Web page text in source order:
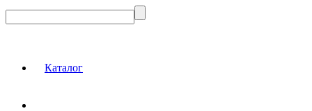
Каталог